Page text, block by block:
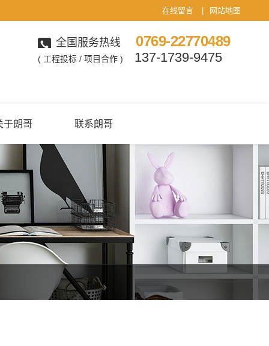
在线留言 网站地图
全国服务热线 0769-22770489
( 工程投标 / 项目合作 ) 137-1739-9475
于朗哥 联系朗哥